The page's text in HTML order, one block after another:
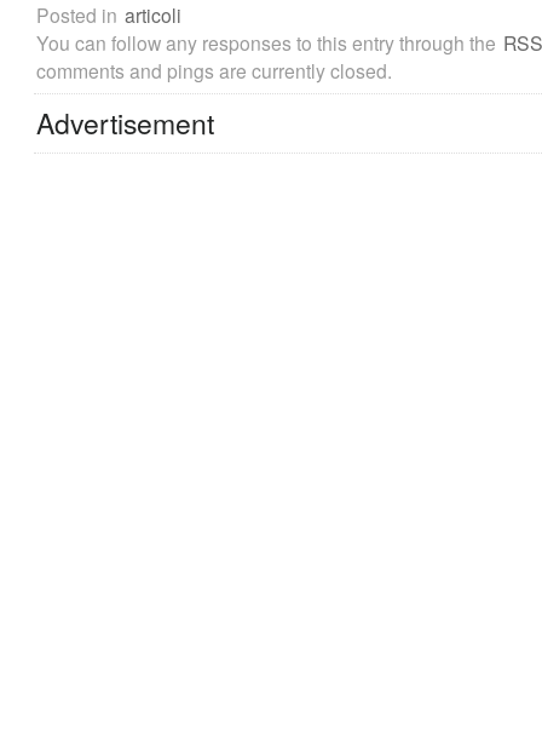
Posted in articoli
You can follow any responses to this entry through the
comments and pings are currently closed.
Advertisement